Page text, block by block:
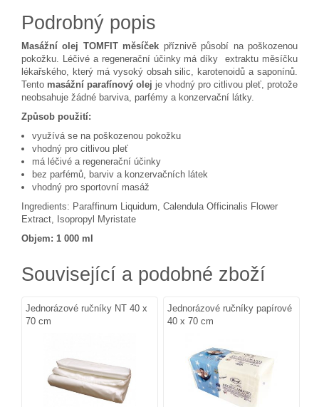
Podrobný popis
Masážní olej TOMFIT měsíček příznivě působí na poškozenou
pokožku. Léčivé a regenerační účinky má díky extraktu měsíčku
lékařského, který má vysoký obsah silic, karotenoidů a saponínů.
Tento masážní parafínový olej je vhodný pro citlivou pleť, protože
neobsahuje žádné barviva, parfémy a konzervační látky.
Způsob použití:
využívá se na poškozenou pokožku
vhodný pro citlivou pleť
má léčivé a regenerační účinky
bez parfémů, barviv a konzervačních látek
vhodný pro sportovní masáž
Ingredients: Paraffinum Liquidum, Calendula Officinalis Flower
Extract, Isopropyl Myristate
Objem: 1 000 ml
Související a podobné zboží
Jednorázové ručníky NT 40 x
70 cm
Jednorázové ručníky papírové
40 x 70 cm